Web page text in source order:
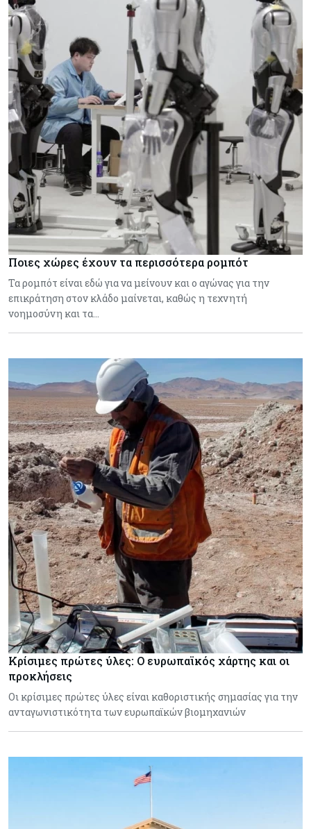
Ποιες χώρες έχουν τα περισσότερα ρομπότ
Τα ρομπότ είναι εδώ για να μείνουν και ο αγώνας για την
επικράτηση στον κλάδο μαίνεται, καθώς η τεχνητή
νοημοσύνη και τα…
Κρίσιμες πρώτες ύλες: Ο ευρωπαϊκός χάρτης και οι
προκλήσεις
Οι κρίσιμες πρώτες ύλες είναι καθοριστικής σημασίας για την
ανταγωνιστικότητα των ευρωπαϊκών βιομηχανιών